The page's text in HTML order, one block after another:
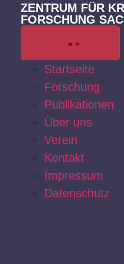
ZENTRUM FÜR
FORSCHUNG
Startseite
Forschung
Publikationen
Über uns
Verein
Kontakt
Impressum
Datenschutz